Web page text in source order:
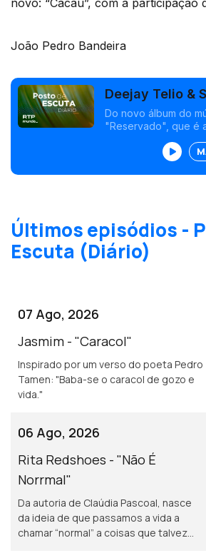
João Pedro Bandeira
Deejay Telio &
"Cacau"
Do novo álbum do
"Reservado", que é
se vai tornar.
Últimos episódios -
Escuta (Diário)
07 Ago, 2026
Jasmim - "Caracol"
Inspirado por um verso do poeta Pedro
Tamen: "Baba-se o caracol de gozo e
vida."
06 Ago, 2026
Rita Redshoes - "Não É
Norrmal"
Da autoria de Claúdia Pascoal, nasce
da ideia de que passamos a vida a
chamar “normal” a coisas que talvez